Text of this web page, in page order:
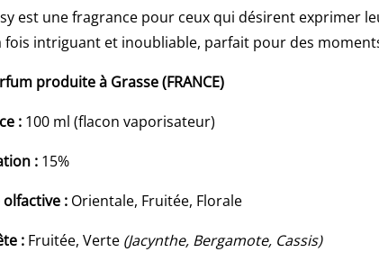
est une fragrance pour ceux qui désirent exprimer
fois intriguant et inoubliable, parfait pour des
produite à Grasse (FRANCE)
: 100 ml (flacon vaporisateur)
: 15%
: Orientale, Fruitée, Florale
: Fruitée, Verte (Jacynthe, Bergamote, Cassis)